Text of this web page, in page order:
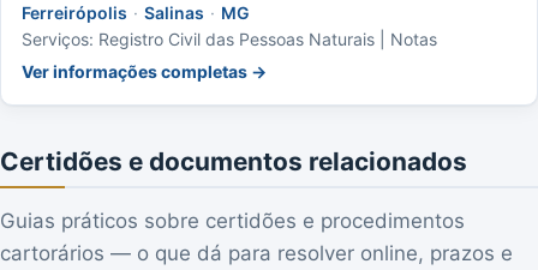
Ferreirópolis · Salinas · MG
Serviços: Registro Civil das Pessoas Naturais | Notas
Ver informações completas →
Certidões e documentos relacionados
Guias práticos sobre certidões e procedimentos
cartorários — o que dá para resolver online, prazos e